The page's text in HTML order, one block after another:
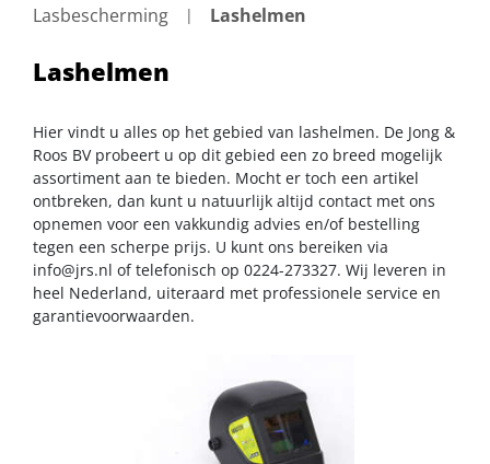
Lasbescherming
Lashelmen
Lashelmen
Hier vindt u alles op het gebied van lashelmen. De Jong &
Roos BV probeert u op dit gebied een zo breed mogelijk
assortiment aan te bieden. Mocht er toch een artikel
ontbreken, dan kunt u natuurlijk altijd contact met ons
opnemen voor een vakkundig advies en/of bestelling
tegen een scherpe prijs. U kunt ons bereiken via
info@jrs.nl of telefonisch op 0224-273327. Wij leveren in
heel Nederland, uiteraard met professionele service en
garantievoorwaarden.